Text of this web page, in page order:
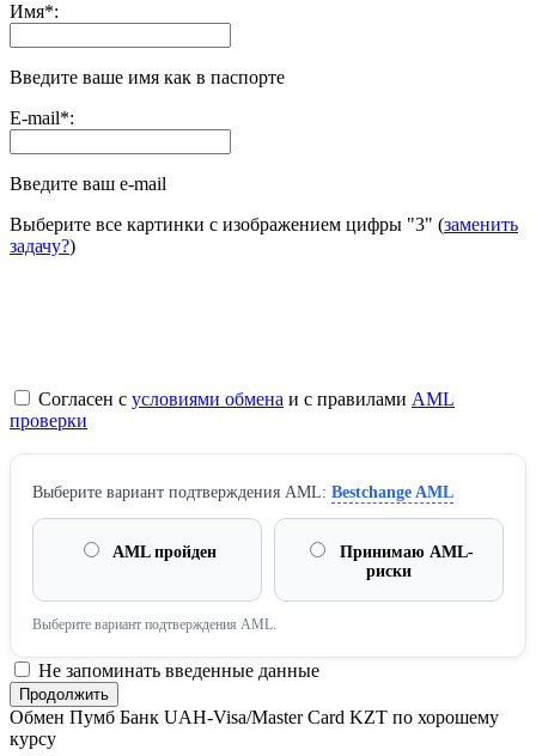
Имя*:
Введите ваше имя как в паспорте
E-mail*:
Введите ваш e-mail
Выберите все картинки с изображением цифры "3" (заменить
задачу?)
Согласен с условиями обмена и с правилами AML
проверки
Выберите вариант подтверждения AML: Bestchange AML
AML пройден
Принимаю AML-
риски
Выберите вариант подтверждения AML.
Не запоминать введенные данные
Обмен Пумб Банк UAH-Visa/Master Card KZT по хорошему
курсу